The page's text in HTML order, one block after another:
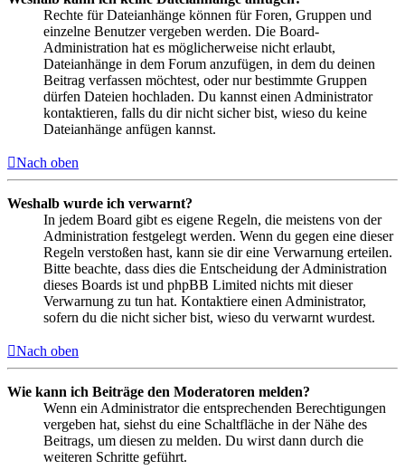
Rechte für Dateianhänge können für Foren, Gruppen und
einzelne Benutzer vergeben werden. Die Board-
Administration hat es möglicherweise nicht erlaubt,
Dateianhänge in dem Forum anzufügen, in dem du deinen
Beitrag verfassen möchtest, oder nur bestimmte Gruppen
dürfen Dateien hochladen. Du kannst einen Administrator
kontaktieren, falls du dir nicht sicher bist, wieso du keine
Dateianhänge anfügen kannst.
Nach oben
Weshalb wurde ich verwarnt?
In jedem Board gibt es eigene Regeln, die meistens von der
Administration festgelegt werden. Wenn du gegen eine dieser
Regeln verstoßen hast, kann sie dir eine Verwarnung erteilen.
Bitte beachte, dass dies die Entscheidung der Administration
dieses Boards ist und phpBB Limited nichts mit dieser
Verwarnung zu tun hat. Kontaktiere einen Administrator,
sofern du die nicht sicher bist, wieso du verwarnt wurdest.
Nach oben
Wie kann ich Beiträge den Moderatoren melden?
Wenn ein Administrator die entsprechenden Berechtigungen
vergeben hat, siehst du eine Schaltfläche in der Nähe des
Beitrags, um diesen zu melden. Du wirst dann durch die
weiteren Schritte geführt.